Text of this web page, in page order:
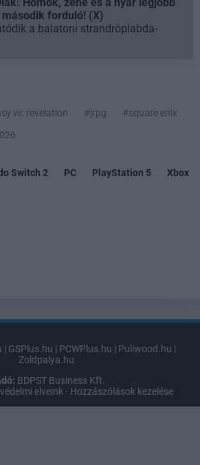
forduló! (X)
a balatoni strandröplabda-
vii: revelation #jrpg
#square enix
Switch 2 PC PlayStation 5
Xbox
| GSPlus.hu | PCWPlus.hu | Puliwood.hu |
Zoldpalya.hu
BDPST Business Kft.
elveink - Hozzászólások kezelése